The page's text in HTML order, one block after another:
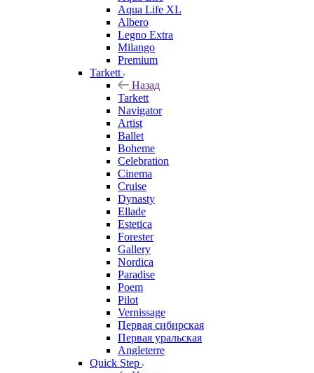
Aqua Life XL
Albero
Legno Extra
Milango
Premium
Tarkett
Назад
Tarkett
Navigator
Artist
Ballet
Boheme
Celebration
Cinema
Cruise
Dynasty
Ellade
Estetica
Forester
Gallery
Nordica
Paradise
Poem
Pilot
Vernissage
Первая сибирская
Первая уральская
Angleterre
Quick Step